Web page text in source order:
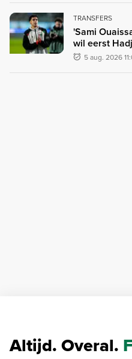
TRANSFERS
'Sami
wil eerst
5 aug. 2026
Altijd. Overal.